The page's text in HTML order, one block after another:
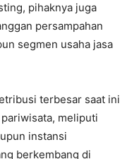
pihaknya juga
persampahan
segmen usaha jasa
terbesar saat ini
meliputi
instansi
berkembang di